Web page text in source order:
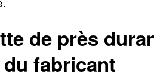
de près
fabricant